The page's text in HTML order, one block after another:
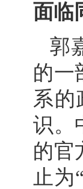
面临
郭
的一
系的
识。
的官
止